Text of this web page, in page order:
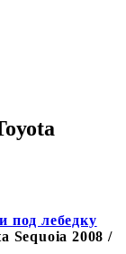
под лебедку
Sequoia 2008 /